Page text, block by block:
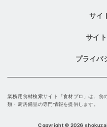
サイ
サイ
プライバ
業務用食材検索サイト「食材プロ」は、食
類・厨房備品の専門情報を提供します。
Copyright © 2026